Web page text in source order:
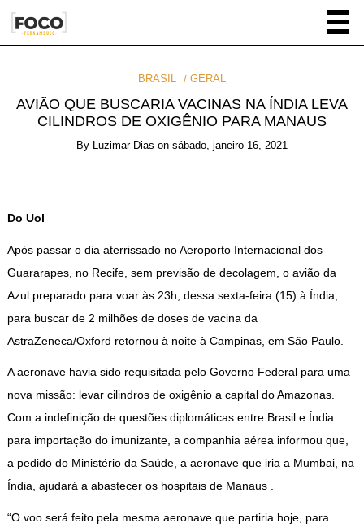
BRASIL GERAL
AVIÃO QUE BUSCARIA VACINAS NA ÍNDIA LEVA
CILINDROS DE OXIGÊNIO PARA MANAUS
By Luzimar Dias on sábado, janeiro 16, 2021
Do Uol
Após passar o dia aterrissado no Aeroporto Internacional dos
Guararapes, no Recife, sem previsão de decolagem, o avião da
Azul preparado para voar às 23h, dessa sexta-feira (15) à Índia,
para buscar de 2 milhões de doses de vacina da
AstraZeneca/Oxford retornou à noite à Campinas, em São Paulo.
A aeronave havia sido requisitada pelo Governo Federal para uma
nova missão: levar cilindros de oxigênio a capital do Amazonas.
Com a indefinição de questões diplomáticas entre Brasil e Índia
para importação do imunizante, a companhia aérea informou que,
a pedido do Ministério da Saúde, a aeronave que iria a Mumbai, na
Índia, ajudará a abastecer os hospitais de Manaus .
“O voo será feito pela mesma aeronave que partiria hoje, para